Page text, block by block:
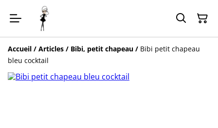
Accueil / Articles / Bibi, petit chapeau / Bibi petit chapeau
bleu cocktail